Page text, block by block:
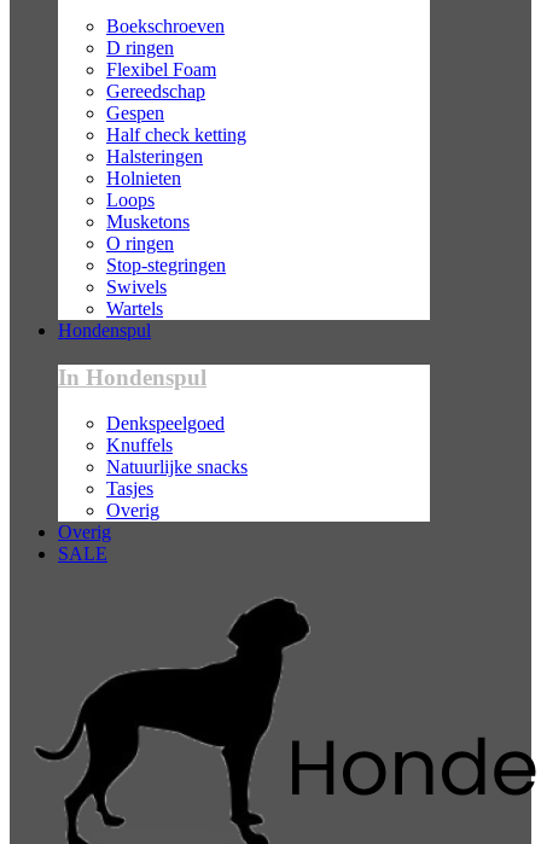
Boekschroeven
D ringen
Flexibel Foam
Gereedschap
Gespen
Half check ketting
Halsteringen
Holnieten
Loops
Musketons
O ringen
Stop-stegringen
Swivels
Wartels
Hondenspul
In Hondenspul
Denkspeelgoed
Knuffels
Natuurlijke snacks
Tasjes
Overig
Overig
SALE